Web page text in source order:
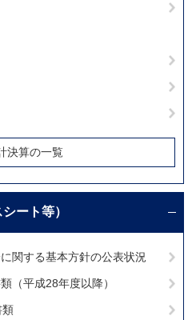
決算の一覧
ート等）
関する基本方針の公表状況
（平成28年度以降）
類